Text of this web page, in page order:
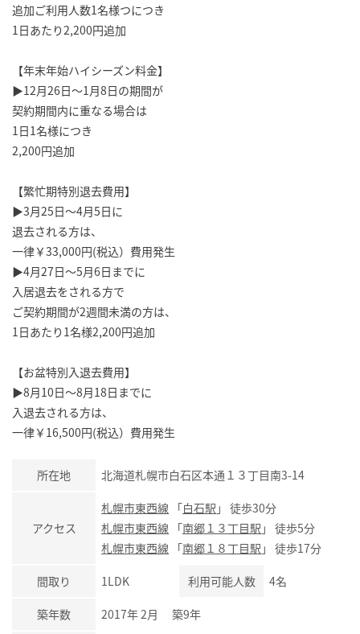
追加ご利用人数1名様つにつき
1日あたり2,200円追加
【年末年始ハイシーズン料金】
▶12月26日～1月8日の期間が
契約期間内に重なる場合は
1日1名様につき
2,200円追加
【繁忙期特別退去費用】
▶3月25日～4月5日に
退去される方は、
一律￥33,000円(税込）費用発生
▶4月27日～5月6日までに
入居退去をされる方で
ご契約期間が2週間未満の方は、
1日あたり1名様2,200円追加
【お盆特別入退去費用】
▶8月10日～8月18日までに
入退去される方は、
一律￥16,500円(税込）費用発生
所在地 北海道札幌市白石区本通１３丁目南3-14
アクセス
札幌市東西線 「白石駅 」 徒歩30分
札幌市東西線 「南郷１３丁目駅 」 徒歩5分
札幌市東西線 「南郷１８丁目駅 」 徒歩17分
間取り 1LDK 利用可能人数 4名
築年数 2017年 2月 築9年